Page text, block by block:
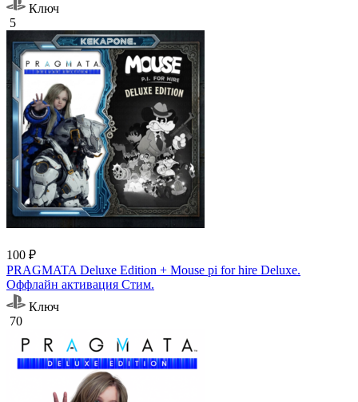
Ключ
5
100 ₽
PRAGMATA Deluxe Edition + Mouse pi for hire Deluxe.
Оффлайн активация Cтим.
Ключ
70